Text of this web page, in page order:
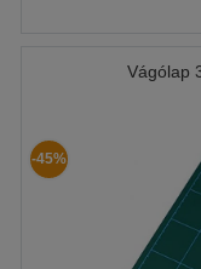
Vágólap
-45%